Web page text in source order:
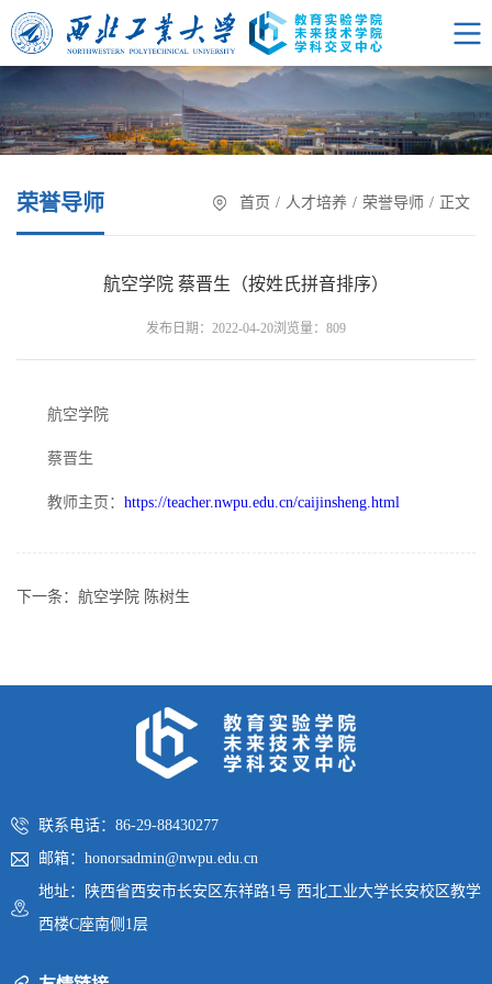
荣誉导师 首页 / 人才培养 / 荣誉导师 / 正文
航空学院 蔡晋生（按姓氏拼音排序）
发布日期：2022-04-20浏览量： 809
航空学院
蔡晋生
教师主页： https://teacher.nwpu.edu.cn/caijinsheng.html
下一条： 航空学院 陈树生
联系电话：86-29-88430277
邮箱：honorsadmin@nwpu.edu.cn
地址：陕西省西安市长安区东祥路1号 西北工业大学长安校区教学
西楼C座南侧1层